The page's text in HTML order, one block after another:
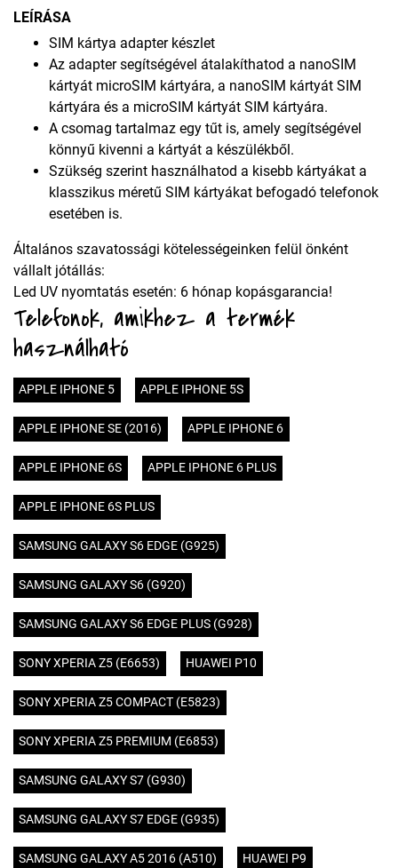
LEÍRÁSA
SIM kártya adapter készlet
Az adapter segítségével átalakíthatod a nanoSIM
kártyát microSIM kártyára, a nanoSIM kártyát SIM
kártyára és a microSIM kártyát SIM kártyára.
A csomag tartalmaz egy tűt is, amely segítségével
könnyű kivenni a kártyát a készülékből.
Szükség szerint használhatod a kisebb kártyákat a
klasszikus méretű SIM kártyákat befogadó telefonok
esetében is.
Általános szavatossági kötelességeinken felül önként
vállalt jótállás:
Led UV nyomtatás esetén: 6 hónap kopásgarancia!
Telefonok, amikhez a termék
használható
APPLE IPHONE 5 APPLE IPHONE 5S
APPLE IPHONE SE (2016) APPLE IPHONE 6
APPLE IPHONE 6S APPLE IPHONE 6 PLUS
APPLE IPHONE 6S PLUS
SAMSUNG GALAXY S6 EDGE (G925)
SAMSUNG GALAXY S6 (G920)
SAMSUNG GALAXY S6 EDGE PLUS (G928)
SONY XPERIA Z5 (E6653) HUAWEI P10
SONY XPERIA Z5 COMPACT (E5823)
SONY XPERIA Z5 PREMIUM (E6853)
SAMSUNG GALAXY S7 (G930)
SAMSUNG GALAXY S7 EDGE (G935)
SAMSUNG GALAXY A5 2016 (A510) HUAWEI P9